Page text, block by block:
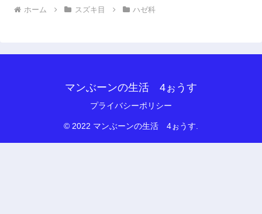
ホーム スズキ目 ハゼ科
マンぶーンの生活 4ぉうす
プライバシーポリシー
© 2022 マンぶーンの生活 4ぉうす.